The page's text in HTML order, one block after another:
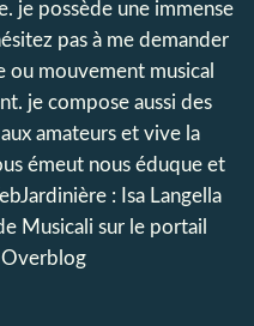
je possède une immense
pas à me demander
ou mouvement musical
je compose aussi des
amateurs et vive la
émeut nous éduque et
: Isa Langella
Musicali sur le portail
Overblog